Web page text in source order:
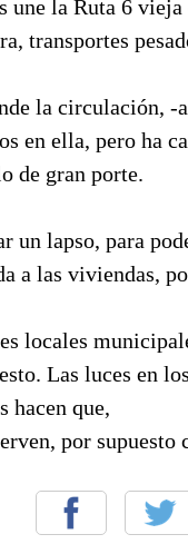
une la Ruta 6
transportes
la circulación,
en ella, pero ha
de gran porte.
un lapso, para
a las viviendas,
locales
Las luces en
hacen que,
por